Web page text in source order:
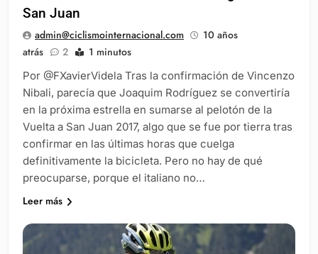
San Juan
admin@ciclismointernacional.com
10 años
atrás
2 1 minutos
Por @FXavierVidela Tras la confirmación de Vincenzo
Nibali, parecía que Joaquim Rodríguez se convertiría
en la próxima estrella en sumarse al pelotón de la
Vuelta a San Juan 2017, algo que se fue por tierra tras
confirmar en las últimas horas que cuelga
definitivamente la bicicleta. Pero no hay de qué
preocuparse, porque el italiano no…
Leer más